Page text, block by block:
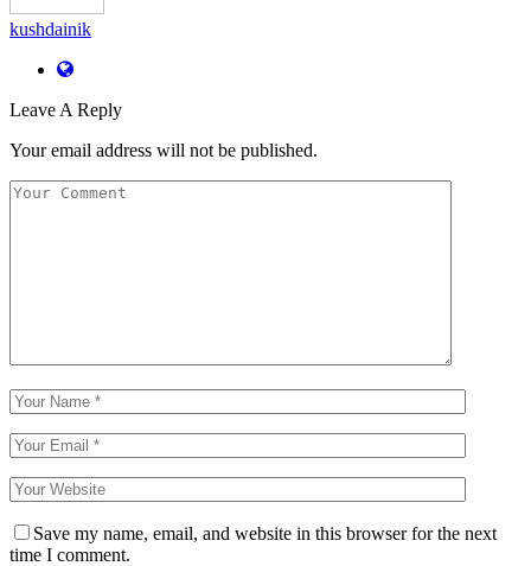
kushdainik
Leave A Reply
Your email address will not be published.
Save my name, email, and website in this browser for the next
time I comment.